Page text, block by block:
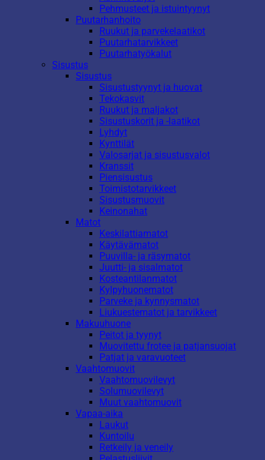
Pehmusteet ja istuintyynyt
Puutarhanhoito
Ruukut ja parvekelaatikot
Puutarhatarvikkeet
Puutarhatyökalut
Sisustus
Sisustus
Sisustustyynyt ja huovat
Tekokasvit
Ruukut ja maljakot
Sisustuskorit ja -laatikot
Lyhdyt
Kynttilät
Valosarjat ja sisustusvalot
Kranssit
Piensisustus
Toimistotarvikkeet
Sisustusmuovit
Keinonahat
Matot
Keskilattiamatot
Käytävämatot
Puuvilla- ja räsymatot
Juutti- ja sisalmatot
Kosteantilanmatot
Kylpyhuonematot
Parveke ja kynnysmatot
Liukuestematot ja tarvikkeet
Makuuhuone
Peitot ja tyynyt
Muovitettu frotee ja patjansuojat
Patjat ja varavuoteet
Vaahtomuovit
Vaahtomuovilevyt
Solumuovilevyt
Muut vaahtomuovit
Vapaa-aika
Laukut
Kuntoilu
Retkeily ja veneily